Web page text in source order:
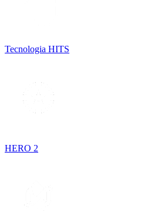
Tecnologia HITS
HERO 2